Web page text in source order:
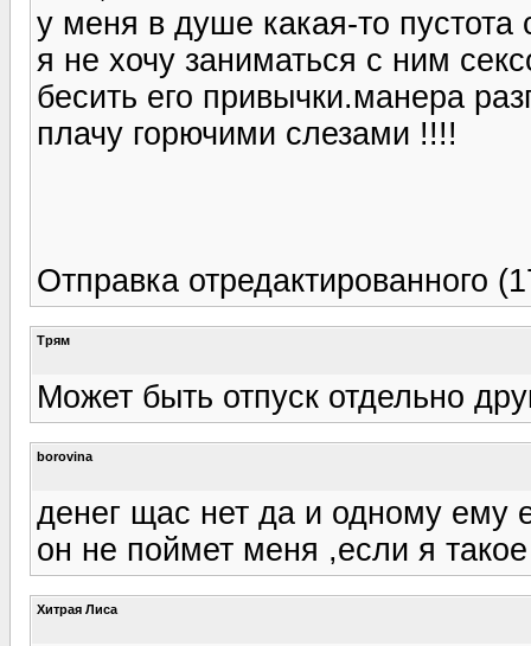
у меня в душе какая-то пустота
я не хочу заниматься с ним
бесить его привычки.манера
плачу горючими слезами !!!!
Отправка отредактированного
Трям
Может быть отпуск отдельно
borovina
денег щас нет да и одному ему
он не поймет меня ,если я
Хитрая Лиса